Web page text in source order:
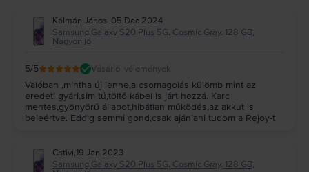
Kálmán János ,05 Dec 2024
Samsung Galaxy S20 Plus 5G, Cosmic Gray, 128 GB,
Nagyon jó
5/5 Vásárlói vélemények
Valóban ,mintha új lenne,a csomagolás külömb mint az
eredeti gyári,sim tű,töltő kábel is járt hozzá. Karc
mentes,gyönyörű állapot,hibátlan működés,az akkut is
beleértve. Eddig semmi gond,csak ajánlani tudom a Rejoy-t
Cstivi,19 Jan 2023
Samsung Galaxy S20 Plus 5G, Cosmic Gray, 128 GB,